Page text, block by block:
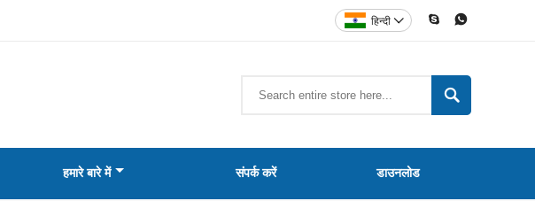
 
हिन्दी 

हमारे बारे में संपर्क करें डाउनलोड